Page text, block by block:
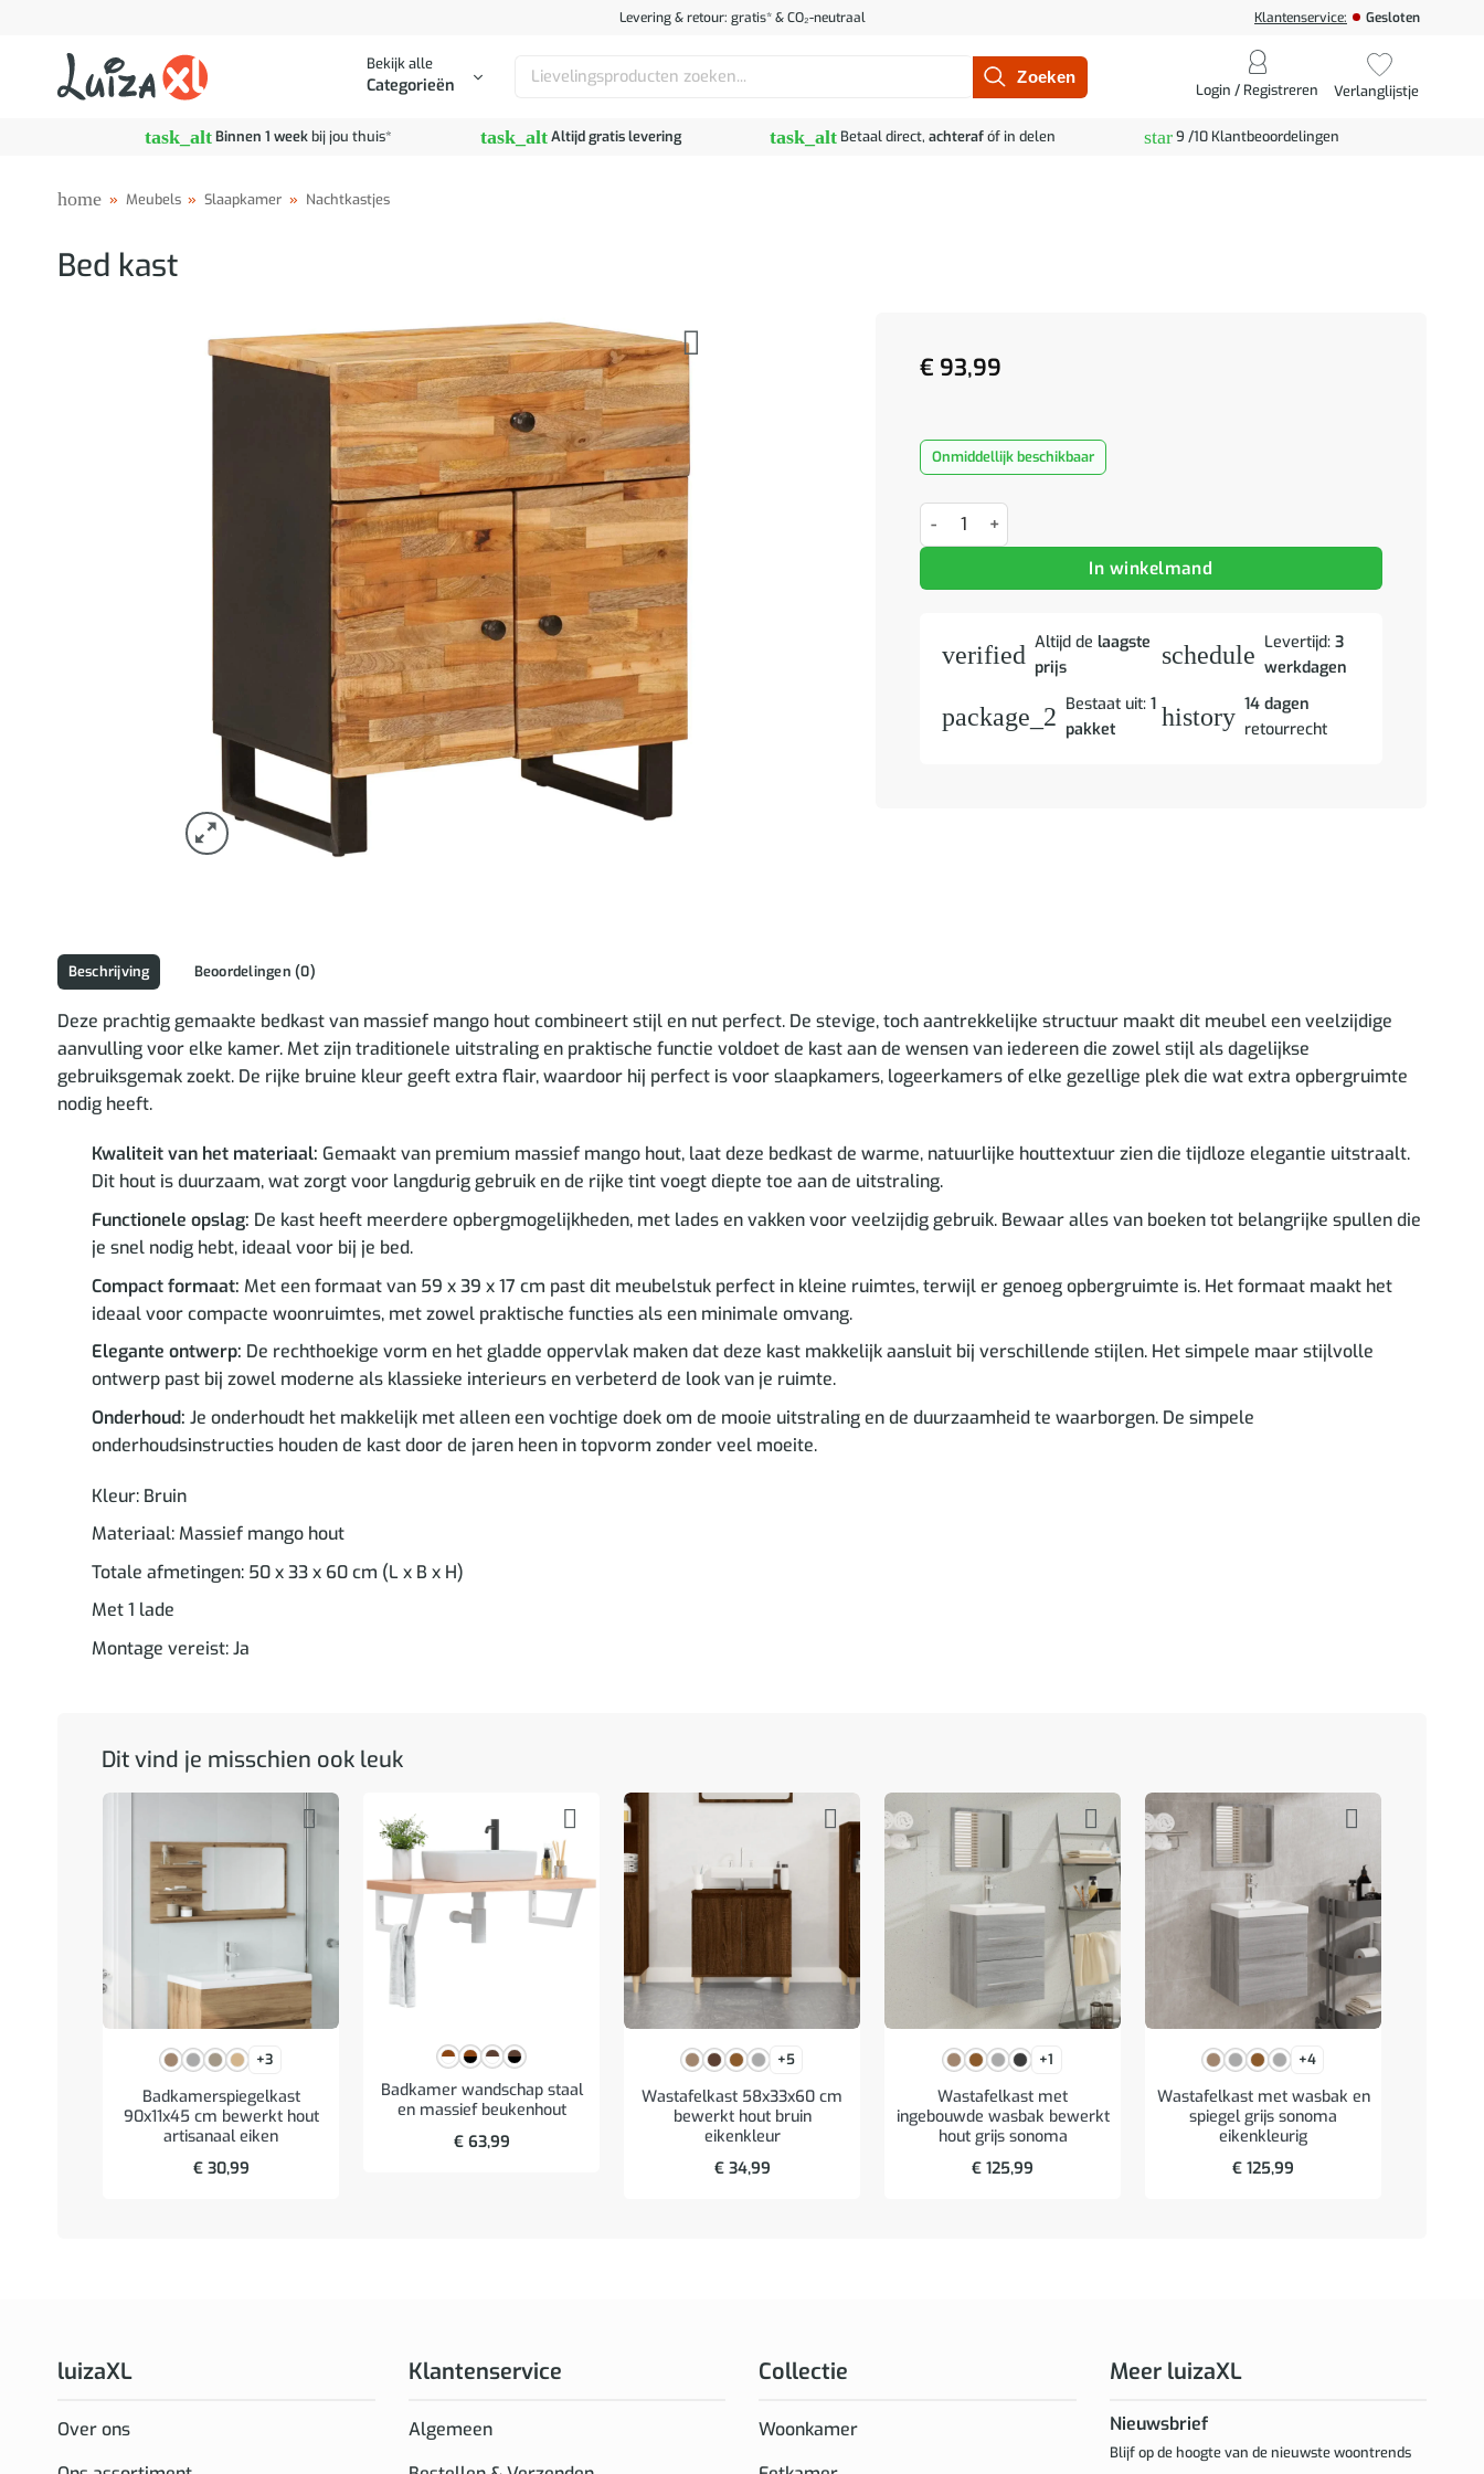
Levering & retour: gratis* & CO₂-neutraal Klantenservice: Gesloten
Bekijk alle
Categorieën
Zoeken
Login / Registreren Verlanglijstje
task_altBinnen 1 weekbij jou thuis* task_altAltijd gratis levering task_alt Betaal direct, achterafóf in delen star9 /10 Klantbeoordelingen
home » Meubels » Slaapkamer » Nachtkastjes
Bed kast
€ 93,99
Onmiddellijk beschikbaar
Bed kast aantal
In winkelmand
verified Altijd de laagste
prijs
schedule Levertijd:3
werkdagen
package_2 Bestaat uit: 1
pakket
history 14 dagen
retourrecht
Beschrijving Beoordelingen (0)
Deze prachtig gemaakte bedkast van massief mango hout combineert stijl en nut perfect. De stevige, toch aantrekkelijke structuur maakt dit meubel een veelzijdige
aanvulling voor elke kamer. Met zijn traditionele uitstraling en praktische functie voldoet de kast aan de wensen van iedereen die zowel stijl als dagelijkse
gebruiksgemak zoekt. De rijke bruine kleur geeft extra flair, waardoor hij perfect is voor slaapkamers, logeerkamers of elke gezellige plek die wat extra opbergruimte
nodig heeft.
Kwaliteit van het materiaal: Gemaakt van premium massief mango hout, laat deze bedkast de warme, natuurlijke houttextuur zien die tijdloze elegantie uitstraalt.
Dit hout is duurzaam, wat zorgt voor langdurig gebruik en de rijke tint voegt diepte toe aan de uitstraling.
Functionele opslag: De kast heeft meerdere opbergmogelijkheden, met lades en vakken voor veelzijdig gebruik. Bewaar alles van boeken tot belangrijke spullen die
je snel nodig hebt, ideaal voor bij je bed.
Compact formaat: Met een formaat van 59 x 39 x 17 cm past dit meubelstuk perfect in kleine ruimtes, terwijl er genoeg opbergruimte is. Het formaat maakt het
ideaal voor compacte woonruimtes, met zowel praktische functies als een minimale omvang.
Elegante ontwerp: De rechthoekige vorm en het gladde oppervlak maken dat deze kast makkelijk aansluit bij verschillende stijlen. Het simpele maar stijlvolle
ontwerp past bij zowel moderne als klassieke interieurs en verbeterd de look van je ruimte.
Onderhoud: Je onderhoudt het makkelijk met alleen een vochtige doek om de mooie uitstraling en de duurzaamheid te waarborgen. De simpele
onderhoudsinstructies houden de kast door de jaren heen in topvorm zonder veel moeite.
Kleur: Bruin
Materiaal: Massief mango hout
Totale afmetingen: 50 x 33 x 60 cm (L x B x H)
Met 1 lade
Montage vereist: Ja
Dit vind je misschien ook leuk
+3
Badkamerspiegelkast
90x11x45 cm bewerkt hout
artisanaal eiken
€30,99
Badkamer wandschap staal
en massief beukenhout
€63,99
+5
Wastafelkast 58x33x60 cm
bewerkt hout bruin
eikenkleur
€34,99
+1
Wastafelkast met
ingebouwde wasbak bewerkt
hout grijs sonoma
€ 125,99
+4
Wastafelkast met wasbak en
spiegel grijs sonoma
eikenkleurig
€ 125,99
luizaXL
Over ons
Klantenservice
Algemeen
Collectie
Woonkamer
Meer luizaXL
Nieuwsbrief
Blijf op de hoogte van de nieuwste woontrends